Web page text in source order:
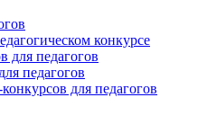
конкурсе
для педагогов
педагогов
для педагогов